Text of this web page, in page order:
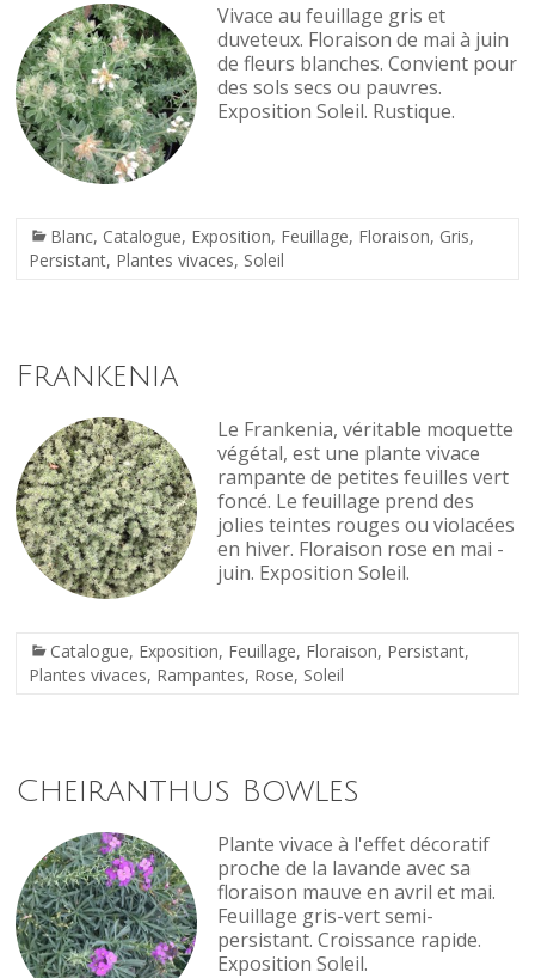
Vivace au feuillage gris et
duveteux. Floraison de mai à juin
de fleurs blanches. Convient pour
des sols secs ou pauvres.
Exposition Soleil. Rustique.
Blanc, Catalogue, Exposition, Feuillage, Floraison, Gris,
Persistant, Plantes vivaces, Soleil
Frankenia
Le Frankenia, véritable moquette
végétal, est une plante vivace
rampante de petites feuilles vert
foncé. Le feuillage prend des
jolies teintes rouges ou violacées
en hiver. Floraison rose en mai -
juin. Exposition Soleil.
Catalogue, Exposition, Feuillage, Floraison, Persistant,
Plantes vivaces, Rampantes, Rose, Soleil
Cheiranthus Bowles
Plante vivace à l'effet décoratif
proche de la lavande avec sa
floraison mauve en avril et mai.
Feuillage gris-vert semi-
persistant. Croissance rapide.
Exposition Soleil.